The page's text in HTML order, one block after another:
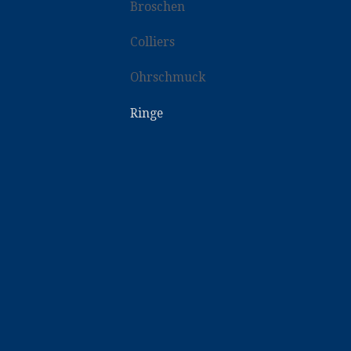
Broschen
Colliers
Ohrschmuck
Ringe